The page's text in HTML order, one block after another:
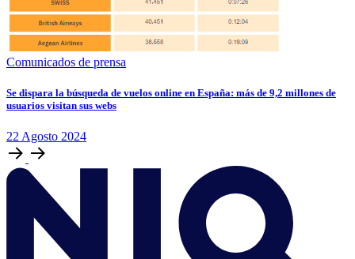
Comunicados de prensa
Se dispara la búsqueda de vuelos online en España: más de 9,2 millones de
usuarios visitan sus webs
22Agosto 2024